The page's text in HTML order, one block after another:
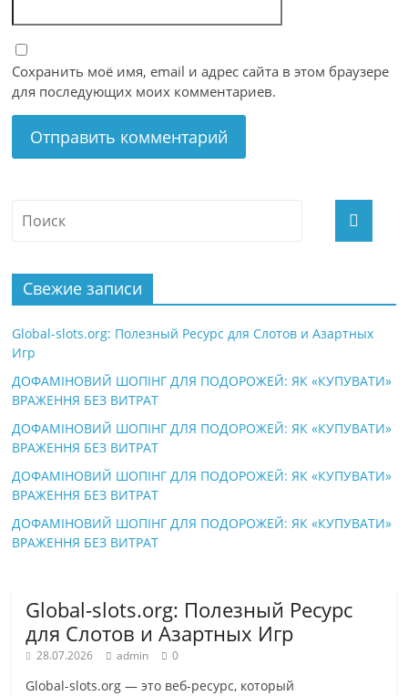
Сохранить моё имя, email и адрес сайта в этом браузере
для последующих моих комментариев.
Свежие записи
Global-slots.org: Полезный Ресурс для Слотов и Азартных
Игр
ДОФАМІНОВИЙ ШОПІНГ ДЛЯ ПОДОРОЖЕЙ: ЯК «КУПУВАТИ»
ВРАЖЕННЯ БЕЗ ВИТРАТ
ДОФАМІНОВИЙ ШОПІНГ ДЛЯ ПОДОРОЖЕЙ: ЯК «КУПУВАТИ»
ВРАЖЕННЯ БЕЗ ВИТРАТ
ДОФАМІНОВИЙ ШОПІНГ ДЛЯ ПОДОРОЖЕЙ: ЯК «КУПУВАТИ»
ВРАЖЕННЯ БЕЗ ВИТРАТ
ДОФАМІНОВИЙ ШОПІНГ ДЛЯ ПОДОРОЖЕЙ: ЯК «КУПУВАТИ»
ВРАЖЕННЯ БЕЗ ВИТРАТ
Global-slots.org: Полезный Ресурс
для Слотов и Азартных Игр
28.07.2026 admin 0
Global-slots.org — это веб-ресурс, который